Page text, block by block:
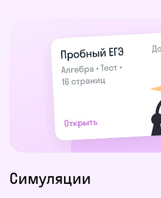
Симуляции